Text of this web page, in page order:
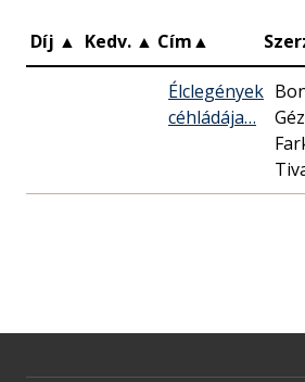
Díj ▲ Kedv. ▲ Cím▲
Élclegények
céhládája…